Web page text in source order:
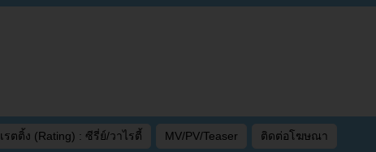
เรตติ้ง (Rating) : ซีรี่ย์/วาไรตี้ MV/PV/Teaser ติดต่อโฆษณา